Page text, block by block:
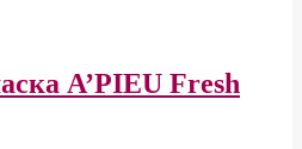
A’PIEU Fresh